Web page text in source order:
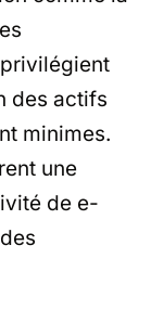
des actifs
minimes.
une
de e-